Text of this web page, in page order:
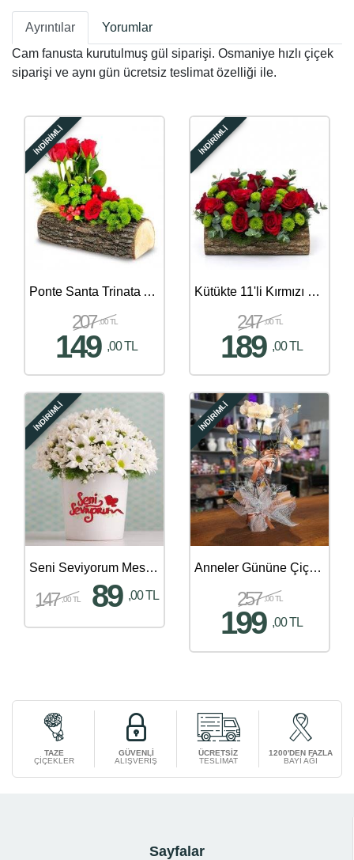
Ayrıntılar
Yorumlar
Cam fanusta kurutulmuş gül siparişi. Osmaniye hızlı çiçek
siparişi ve aynı gün ücretsiz teslimat özelliği ile.
İNDİRİMLİ
Ponte Santa Trinata Aranjmanı
207 ,00 TL
149 ,00 TL
İNDİRİMLİ
Kütükte 11'li Kırmızı Gül ve Biçme Aranjmanı
247 ,00 TL
189 ,00 TL
İNDİRİMLİ
Seni Seviyorum Mesajlı Papatya Aranjmanı
147 ,00 TL 89 ,00 TL
İNDİRİMLİ
Anneler Gününe Çiçek Gönder - 407
257 ,00 TL
199 ,00 TL
TAZE
ÇİÇEKLER
GÜVENLİ
ALIŞVERİŞ
ÜCRETSİZ
TESLİMAT
1200'DEN FAZLA
BAYİ AĞI
Sayfalar